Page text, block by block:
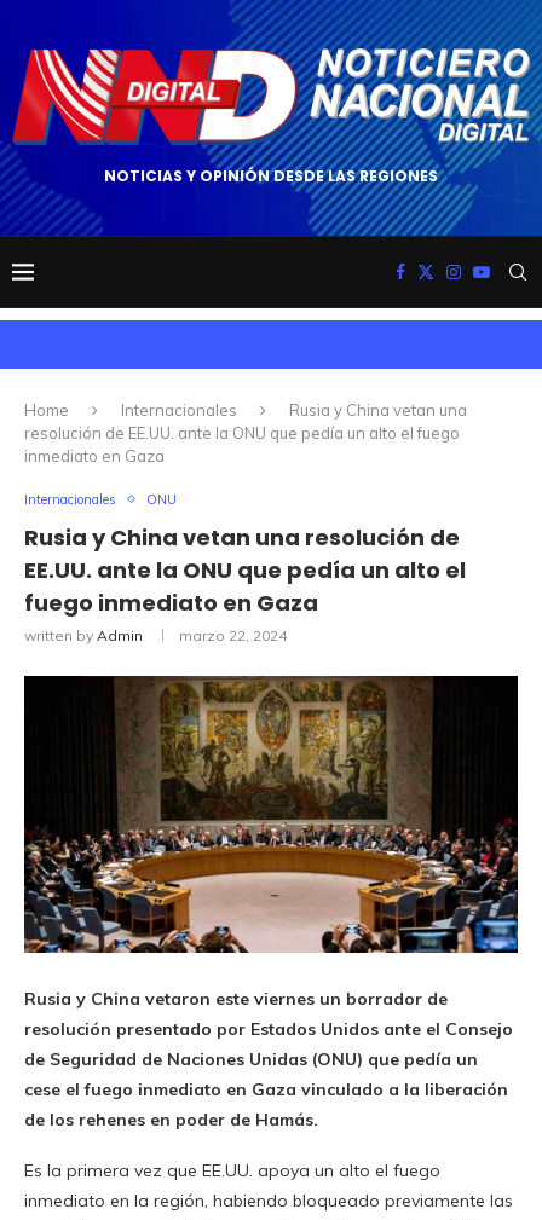
NOTICIAS Y OPINIÓN DESDE LAS REGIONES
Home Internacionales
Rusia y China vetan una
resolución de EE.UU. ante la ONU que pedía un alto el fuego
inmediato en Gaza
Internacionales ONU
Rusia y China vetan una resolución de
EE.UU. ante la ONU que pedía un alto el
fuego inmediato en Gaza
written by Admin marzo 22, 2024
Rusia y China vetaron este viernes un borrador de
resolución presentado por Estados Unidos ante el Consejo
de Seguridad de Naciones Unidas (ONU) que pedía un
cese el fuego inmediato en Gaza vinculado a la liberación
de los rehenes en poder de Hamás.
Es la primera vez que EE.UU. apoya un alto el fuego
inmediato en la región, habiendo bloqueado previamente las